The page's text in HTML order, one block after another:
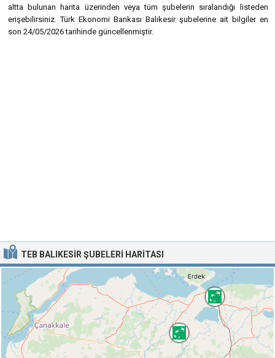
altta bulunan harita üzerinden veya tüm şubelerin sıralandığı listeden
erişebilirsiniz. Türk Ekonomi Bankası Balıkesir şubelerine ait bilgiler en
son 24/05/2026 tarihinde güncellenmiştir.
TEB BALIKESIR ŞUBELERI HARITASI